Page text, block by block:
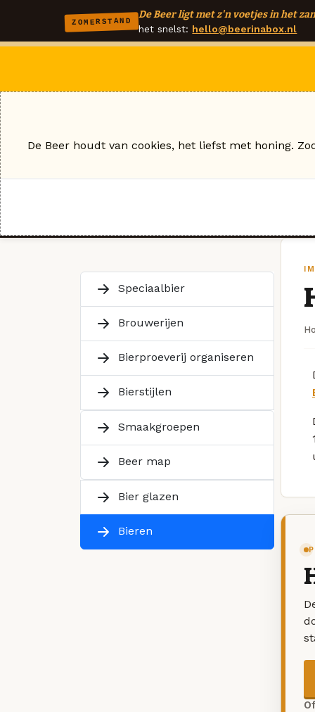
ZOMERSTAND
De Beer ligt met z'n voetjes in het
het snelst: hello@beerinabox.nl
Speciaalbier
Brouwerijen
Bierproeverij organiseren
Bierstijlen
Smaakgroepen
Beer map
Bier glazen
Bieren
De Beer houdt van cookies, het liefst met honing.